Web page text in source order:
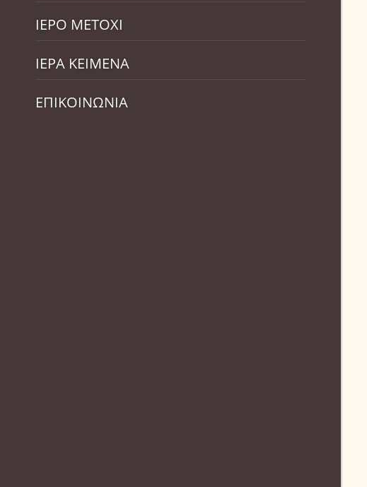
ΙΕΡΟ ΜΕΤΟΧΙ
ΙΕΡΑ ΚΕΙΜΕΝΑ
ΕΠΙΚΟΙΝΩΝΙΑ